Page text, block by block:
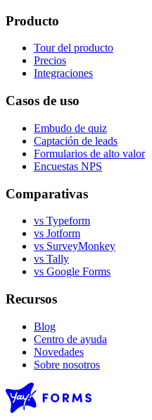
Producto
Tour del producto
Precios
Integraciones
Casos de uso
Embudo de quiz
Captación de leads
Formularios de alto valor
Encuestas NPS
Comparativas
vs Typeform
vs Jotform
vs SurveyMonkey
vs Tally
vs Google Forms
Recursos
Blog
Centro de ayuda
Novedades
Sobre nosotros